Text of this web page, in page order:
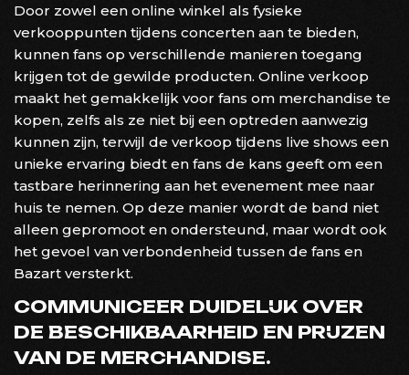
Door zowel een online winkel als fysieke
verkooppunten tijdens concerten aan te bieden,
kunnen fans op verschillende manieren toegang
krijgen tot de gewilde producten. Online verkoop
maakt het gemakkelijk voor fans om merchandise te
kopen, zelfs als ze niet bij een optreden aanwezig
kunnen zijn, terwijl de verkoop tijdens live shows een
unieke ervaring biedt en fans de kans geeft om een
tastbare herinnering aan het evenement mee naar
huis te nemen. Op deze manier wordt de band niet
alleen gepromoot en ondersteund, maar wordt ook
het gevoel van verbondenheid tussen de fans en
Bazart versterkt.
COMMUNICEER DUIDELIJK OVER
DE BESCHIKBAARHEID EN PRIJZEN
VAN DE MERCHANDISE.